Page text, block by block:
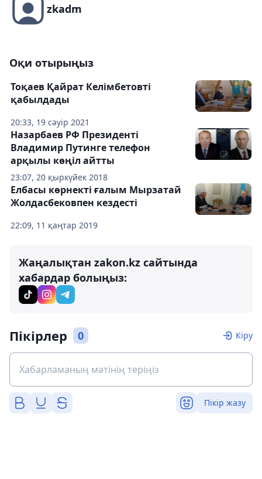
zkadm
Оқи отырыңыз
20:33, 19 сәуір 2021
Тоқаев Қайрат Келімбетовті
қабылдады
23:07, 20 қыркүйек 2018
Назарбаев РФ Президенті
Владимир Путинге телефон
арқылы көңіл айтты
22:09, 11 қаңтар 2019
Елбасы көрнекті ғалым Мырзатай
Жолдасбековпен кездесті
Жаңалықтан zakon.kz сайтында
хабардар болыңыз:
Пікірлер 0 Кіру
Пікір жазу